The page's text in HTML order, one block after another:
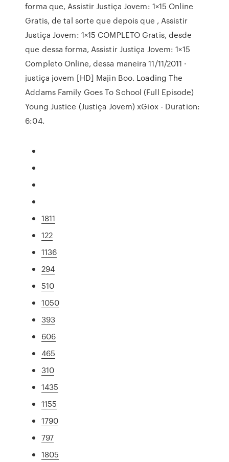
forma que, Assistir Justiça Jovem: 1×15 Online
Gratis, de tal sorte que depois que , Assistir
Justiça Jovem: 1×15 COMPLETO Gratis, desde
que dessa forma, Assistir Justiça Jovem: 1×15
Completo Online, dessa maneira 11/11/2011 ·
justiça jovem [HD] Majin Boo. Loading The
Addams Family Goes To School (Full Episode)
Young Justice (Justiça Jovem) xGiox - Duration:
6:04.
1811
122
1136
294
510
1050
393
606
465
310
1435
1155
1790
797
1805